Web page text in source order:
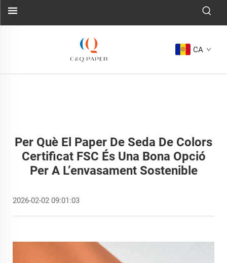
CA
Per Què El Paper De Seda De Colors
Certificat FSC És Una Bona Opció
Per A L’envasament Sostenible
2026-02-02 09:01:03